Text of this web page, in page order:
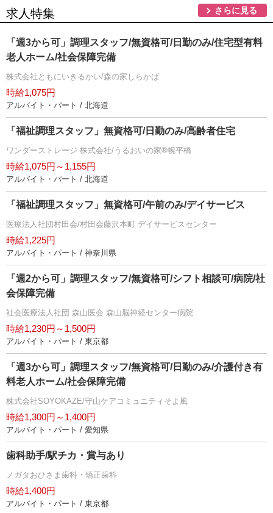
求人特集 さらに見る
「週3から可」調理スタッフ/無資格可/日勤のみ/住宅型有料
老人ホーム/社会保障完備
株式会社ともにいきるかい/森の家しらかば
時給1,075円
アルバイト・パート / 北海道
「福祉調理スタッフ」無資格可/日勤のみ/高齢者住宅
ワンダーストレージ 株式会社/うるおいの家®幌平橋
時給1,075円～1,155円
アルバイト・パート / 北海道
「福祉調理スタッフ」無資格可/午前のみ/デイサービス
医療法人社団村田会/村田会藤沢本町 デイサービスセンター
時給1,225円
アルバイト・パート / 神奈川県
「週2から可」調理スタッフ/無資格可/シフト相談可/病院/社
会保障完備
社会医療法人社団 森山医会 森山脳神経センター病院
時給1,230円～1,500円
アルバイト・パート / 東京都
「週3から可」調理スタッフ/無資格可/日勤のみ/介護付き有
料老人ホーム/社会保障完備
株式会社SOYOKAZE/守山ケアコミュニティそよ風
時給1,300円～1,400円
アルバイト・パート / 愛知県
歯科助手/駅チカ・賞与あり
ノガタおひさま歯科・矯正歯科
時給1,400円
アルバイト・パート / 東京都